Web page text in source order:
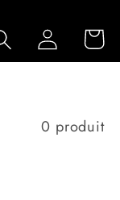
Connexion Panier
0 produit